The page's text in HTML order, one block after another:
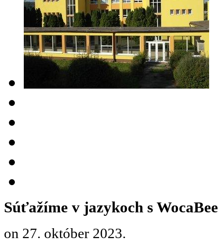
Súťažíme v jazykoch s WocaBee
on 27. október 2023.